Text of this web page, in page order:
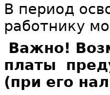
В период
работнику
Важно!
платы
(при его